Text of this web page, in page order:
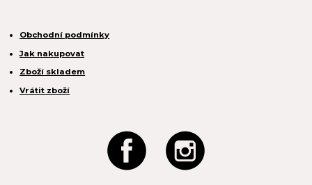
Obchodní podmínky
Jak nakupovat
Zboží skladem
Vrátit zboží